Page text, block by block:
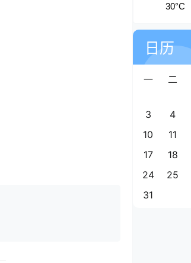
30°C
日历
一 二
3
4
10
11
17
18
24
25
31